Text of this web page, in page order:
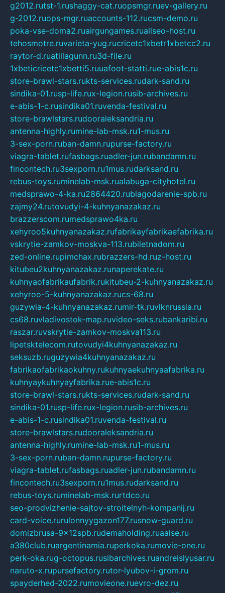
g2012.rutst-1.rushaggy-cat.ruopsmgr.ruev-gallery.ru
g-2012.ruops-mgr.ruaccounts-112.rucsm-demo.ru
poka-vse-doma2.ruairgungames.ruallseo-host.ru
tehosmotre.ruvarieta-yug.rucricetc1xbetr1xbetcc2.ru
raytor-d.ruatillagunn.ru3d-file.ru
1xbeticricetc1xbetti5.ruuafoot-statti.rue-abis1c.ru
store-brawl-stars.rukts-services.rudark-sand.ru
sindika-01.rusp-life.rux-legion.rusib-archives.ru
e-abis-1-c.rusindika01.ruvenda-festival.ru
store-brawlstars.rudooraleksandria.ru
antenna-highly.rumine-lab-msk.ru1-mus.ru
3-sex-porn.ruban-damn.rupurse-factory.ru
viagra-tablet.rufasbags.ruadler-jun.rubandamn.ru
fincontech.ru3sexporn.ru1mus.rudarksand.ru
rebus-toys.ruminelab-msk.rualabuga-cityhotel.ru
medsprawo-4-ka.ru2864420.rublagodarenie-spb.ru
zajmy24.rutovudyi-4-kuhnyanazakaz.ru
brazzerscom.rumedsprawo4ka.ru
xehyroo5kuhnyanazakaz.rufabrikayfabrikaefabrika.ru
vskrytie-zamkov-moskva-113.rubiletnadom.ru
zed-online.rupimchax.rubrazzers-hd.ruz-host.ru
kitubeu2kuhnyanazakaz.runaperekate.ru
kuhnyaofabrikaufabrik.rukitubeu-2-kuhnyanazakaz.ru
xehyroo-5-kuhnyanazakaz.rucs-68.ru
guzywia-4-kuhnyanazakaz.rumir-tk.ruvlknrussia.ru
cs68.ruvladivostok-map.ruvideo-seks.rubankaribi.ru
raszar.ruvskrytie-zamkov-moskva113.ru
lipetsktelecom.rutovudyi4kuhnyanazakaz.ru
seksuzb.ruguzywia4kuhnyanazakaz.ru
fabrikaofabrikaokuhny.rukuhnyaekuhnyaafabrika.ru
kuhnyaykuhnyayfabrika.rue-abis1c.ru
store-brawl-stars.rukts-services.rudark-sand.ru
sindika-01.rusp-life.rux-legion.rusib-archives.ru
e-abis-1-c.rusindika01.ruvenda-festival.ru
store-brawlstars.rudooraleksandria.ru
antenna-highly.rumine-lab-msk.ru1-mus.ru
3-sex-porn.ruban-damn.rupurse-factory.ru
viagra-tablet.rufasbags.ruadler-jun.rubandamn.ru
fincontech.ru3sexporn.ru1mus.rudarksand.ru
rebus-toys.ruminelab-msk.rurtdco.ru
seo-prodvizhenie-sajtov-stroitelnyh-kompanij.ru
card-voice.rurulonnyygazon177.rusnow-guard.ru
domizbrusa-9x12spb.rudemaholding.ruaalse.ru
a380club.ruargentinamia.ruperkoka.rumovie-one.ru
perk-oka.rug-octopus.rusibarchives.ruandreislyusar.ru
naruto-x.rupursefactory.rutor-lyubov-i-grom.ru
spayderhed-2022.rumovieone.ruevro-dez.ru